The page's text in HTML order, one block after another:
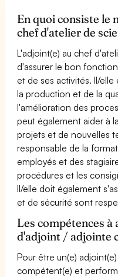
En quoi consiste le
chef d'atelier de
L'adjoint(e) au chef
d'assurer le bon
et de ses activités. Il/
la production et de la
l'amélioration des
peut également aider à
projets et de nouvelles
responsable de la
employés et des
procédures et les
Il/elle doit également
et de sécurité sont
Les compétences
d'adjoint / adjointe
Pour être un(e)
compétent(e) et